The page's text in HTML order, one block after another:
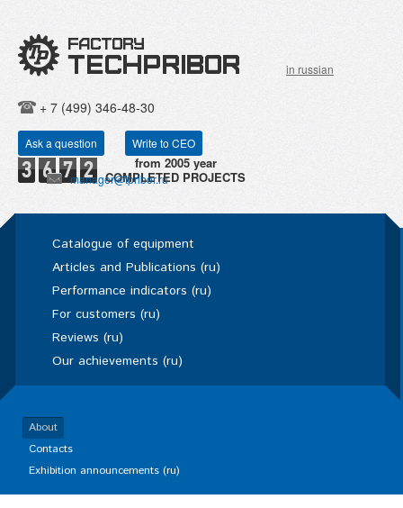
in russian
+ 7 (499) 346-48-30
Ask a question Write to CEO
manager@tpribor.ru
COMPLETED PROJECTS
Catalogue of equipment
Articles and Publications (ru)
Performance indicators (ru)
For customers (ru)
Reviews (ru)
Our achievements (ru)
About
Contacts
Exhibition announcements (ru)